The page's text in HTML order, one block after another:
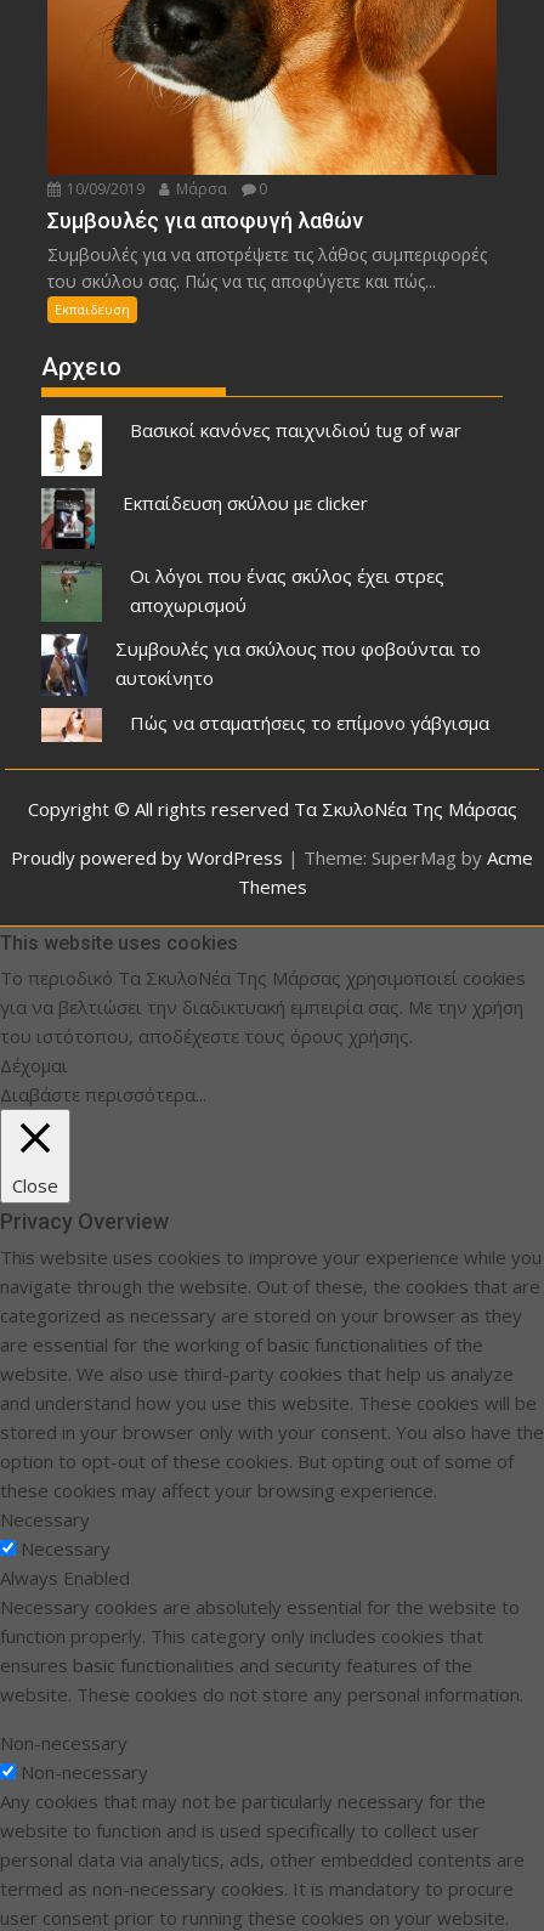
10/09/2019 Μάρσα 0
Συμβουλές για αποφυγή λαθών
Συμβουλές για να αποτρέψετε τις λάθος συμπεριφορές
του σκύλου σας. Πώς να τις αποφύγετε και πώς...
Εκπαιδευση
Αρχειο
Βασικοί κανόνες παιχνιδιού tug of war
Εκπαίδευση σκύλου με clicker
Οι λόγοι που ένας σκύλος έχει στρες
αποχωρισμού
Συμβουλές για σκύλους που φοβούνται το
αυτοκίνητο
Πώς να σταματήσεις το επίμονο γάβγισμα
Copyright © All rights reserved Τα ΣκυλοΝέα Της Μάρσας
Proudly powered by WordPress | Theme: SuperMag by Acme
Themes
This website uses cookies
Το περιοδικό Τα ΣκυλοΝέα Της Μάρσας χρησιμοποιεί cookies
για να βελτιώσει την διαδικτυακή εμπειρία σας. Με την χρήση
του ιστότοπου, αποδέχεστε τους όρους χρήσης.
Δέχομαι
Διαβάστε περισσότερα...
Close
Privacy Overview
This website uses cookies to improve your experience while you
navigate through the website. Out of these, the cookies that are
categorized as necessary are stored on your browser as they
are essential for the working of basic functionalities of the
website. We also use third-party cookies that help us analyze
and understand how you use this website. These cookies will be
stored in your browser only with your consent. You also have the
option to opt-out of these cookies. But opting out of some of
these cookies may affect your browsing experience.
Necessary
Necessary
Always Enabled
Necessary cookies are absolutely essential for the website to
function properly. This category only includes cookies that
ensures basic functionalities and security features of the
website. These cookies do not store any personal information.
Non-necessary
Non-necessary
Any cookies that may not be particularly necessary for the
website to function and is used specifically to collect user
personal data via analytics, ads, other embedded contents are
termed as non-necessary cookies. It is mandatory to procure
user consent prior to running these cookies on your website.